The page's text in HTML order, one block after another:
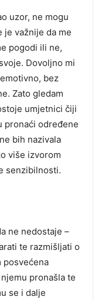
uzor, ne mogu
je važnije da me
pogodi ili ne,
Dovoljno mi
bez
Zato gledam
umjetnici čiji
pronaći određene
bih nazivala
više izvorom
senzibilnosti.
ne nedostaje –
te razmišljati o
posvećena
pronašla te
se i dalje